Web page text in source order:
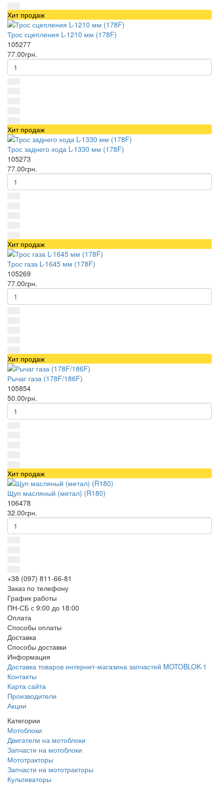
Хит продаж
Трос сцепления L-1210 мм (178F)
105277
77.00грн.
Хит продаж
Трос заднего хода L-1330 мм (178F)
105273
77.00грн.
Хит продаж
Трос газа L-1645 мм (178F)
105269
77.00грн.
Хит продаж
Рычаг газа (178F/186F)
105854
50.00грн.
Хит продаж
Щуп масляный (метал) (R180)
106478
32.00грн.
+38 (097) 811-66-81
Заказ по телефону
График работы
ПН-СБ с 9:00 до 18:00
Оплата
Способы оплаты
Доставка
Способы доставки
Информация
Доставка товаров интернет-магазина запчастей MOTOBLOK-1
Контакты
Карта сайта
Производители
Акции
Категории
Мотоблоки
Двигатели на мотоблоки
Запчасти на мотоблоки
Мототракторы
Запчасти на мототракторы
Культиваторы